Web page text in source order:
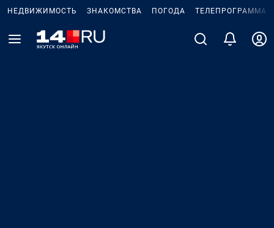
НЕДВИЖИМОСТЬ ЗНАКОМСТВА ПОГОДА ТЕЛЕПРОГРАММА